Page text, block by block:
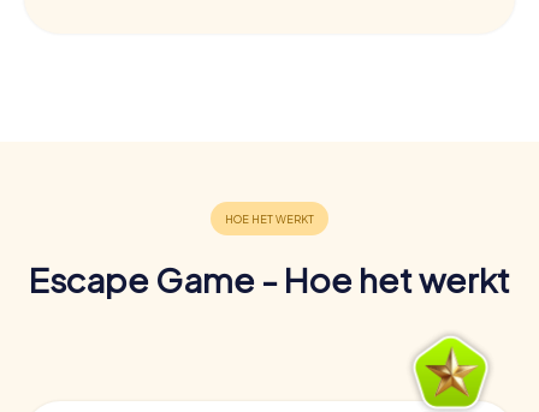
Escape Game - Hoe het werkt